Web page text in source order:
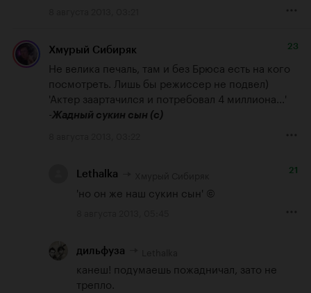
Хмурый Сибиряк 23
Не велика печаль, там и без Брюса есть на кого
посмотреть. Лишь бы режиссер не подвел)
'Актер заартачился и потребовал 4 миллиона...'
-Жадный сукин сын (c)
Lethalka 21
'но он же наш сукин сын' ©
дильфуза
канеш! подумаешь пожадничал, зато не
трепло.